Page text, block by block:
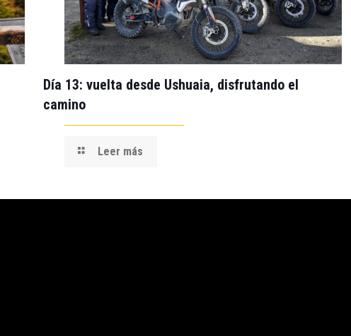
Día 13: vuelta desde Ushuaia, disfrutando el
camino
Leer más